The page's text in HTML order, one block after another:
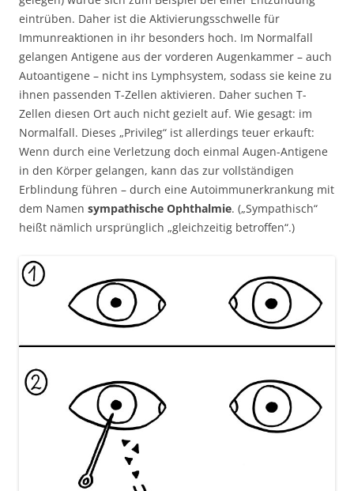
eintrüben. Daher ist die Aktivierungsschwelle für
Immunreaktionen in ihr besonders hoch. Im Normalfall
gelangen Antigene aus der vorderen Augenkammer – auch
Autoantigene – nicht ins Lymphsystem, sodass sie keine zu
ihnen passenden T-Zellen aktivieren. Daher suchen T-
Zellen diesen Ort auch nicht gezielt auf. Wie gesagt: im
Normalfall. Dieses „Privileg“ ist allerdings teuer erkauft:
Wenn durch eine Verletzung doch einmal Augen-Antigene
in den Körper gelangen, kann das zur vollständigen
Erblindung führen – durch eine Autoimmunerkrankung mit
dem Namen sympathische Ophthalmie. („Sympathisch“
heißt nämlich ursprünglich „gleichzeitig betroffen“.)